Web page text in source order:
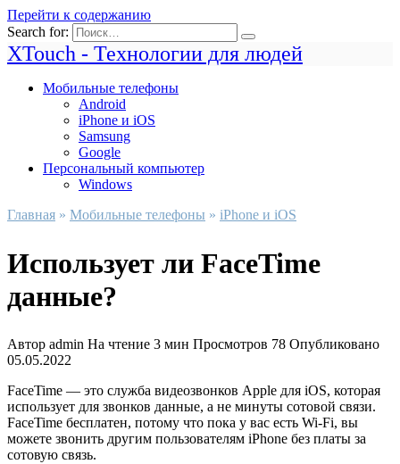
Перейти к содержанию
Search for:
XTouch - Технологии для людей
Мобильные телефоны
Android
iPhone и iOS
Samsung
Google
Персональный компьютер
Windows
Главная » Мобильные телефоны » iPhone и iOS
Использует ли FaceTime
данные?
Автор admin На чтение 3 мин Просмотров 78 Опубликовано
05.05.2022
FaceTime — это служба видеозвонков Apple для iOS, которая
использует для звонков данные, а не минуты сотовой связи.
FaceTime бесплатен, потому что пока у вас есть Wi-Fi, вы
можете звонить другим пользователям iPhone без платы за
сотовую связь.